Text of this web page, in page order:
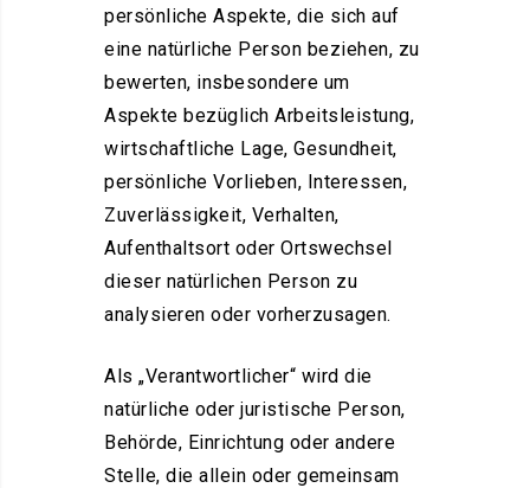
persönliche Aspekte, die sich auf
eine natürliche Person beziehen, zu
bewerten, insbesondere um
Aspekte bezüglich Arbeitsleistung,
wirtschaftliche Lage, Gesundheit,
persönliche Vorlieben, Interessen,
Zuverlässigkeit, Verhalten,
Aufenthaltsort oder Ortswechsel
dieser natürlichen Person zu
analysieren oder vorherzusagen.
Als „Verantwortlicher“ wird die
natürliche oder juristische Person,
Behörde, Einrichtung oder andere
Stelle, die allein oder gemeinsam